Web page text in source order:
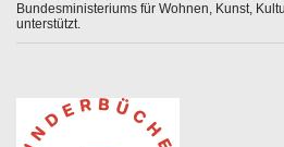
Bundesministeriums für Wohnen, Kunst,
unterstützt.